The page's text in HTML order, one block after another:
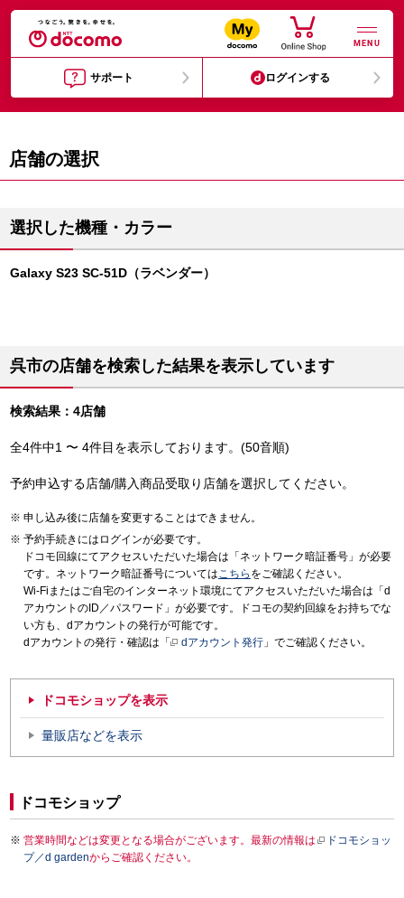
MENU
サポート ログインする
店舗の選択
選択した機種・カラー
Galaxy S23 SC-51D（ラベンダー）
呉市の店舗を検索した結果を表示しています
検索結果：4店舗
全4件中1 〜 4件目を表示しております。(50音順)
予約申込する店舗/購入商品受取り店舗を選択してください。
申し込み後に店舗を変更することはできません。
予約手続きにはログインが必要です。
ドコモ回線にてアクセスいただいた場合は「ネットワーク暗証番号」が必要
です。ネットワーク暗証番号についてはこちら をご確認ください。
Wi-Fiまたはご自宅のインターネット環境にてアクセスいただいた場合は「d
アカウントのID／パスワード」が必要です。ドコモの契約回線をお持ちでな
い方も、dアカウントの発行が可能です。
dアカウントの発行・確認は「
dアカウント発行 」でご確認ください。
ドコモショップを表示
量販店などを表示
ドコモショップ
営業時間などは変更となる場合がございます。最新の情報は
ドコモショッ
プ／d gardenからご確認ください。